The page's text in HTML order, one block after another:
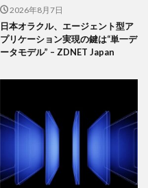
2026年8月7日
日本オラクル、エージェント型ア
プリケーション実現の鍵は“単一デ
ータモデル” – ZDNET Japan